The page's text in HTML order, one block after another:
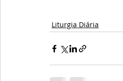
Liturgia Diária